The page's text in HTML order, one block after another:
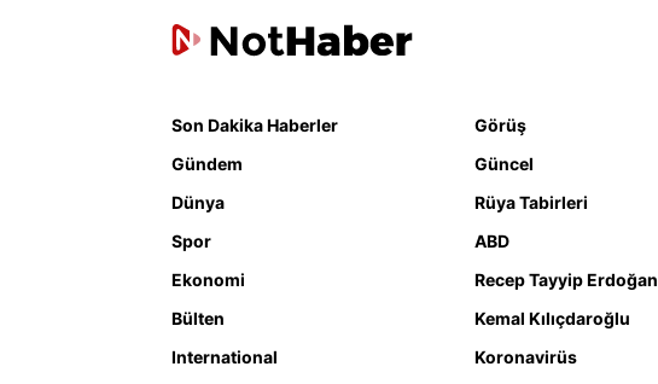
Son Dakika Haberler
Gündem
Dünya
Spor
Ekonomi
Bülten
International
Görüş
Güncel
Rüya Tabirleri
ABD
Recep Tayyip Erdoğan
Kemal Kılıçdaroğlu
Koronavirüs